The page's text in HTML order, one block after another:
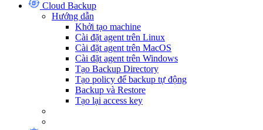
Cloud Backup
Hướng dẫn
Khởi tạo machine
Cài đặt agent trên Linux
Cài đặt agent trên MacOS
Cài đặt agent trên Windows
Tạo Backup Directory
Tạo policy để backup tự động
Backup và Restore
Tạo lại access key